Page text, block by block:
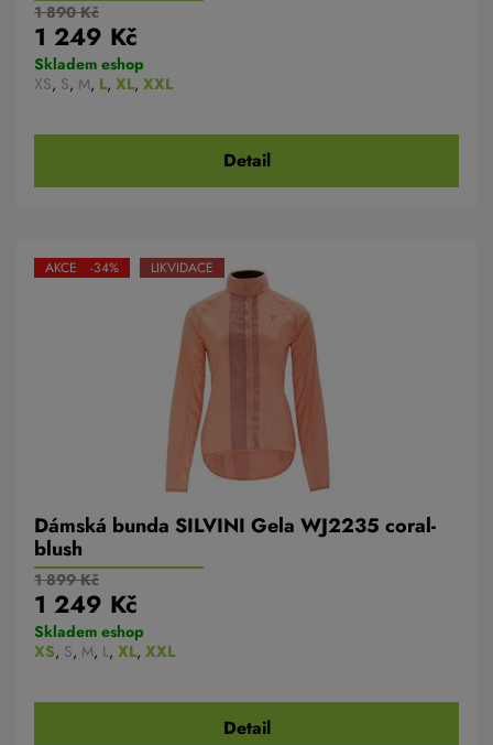
1 890 Kč
1 249 Kč
Skladem eshop
XS, S, M, L, XL, XXL
Detail
Dámská bunda SILVINI Gela WJ2235 coral-
blush
AKCE -34% LIKVIDACE
1 899 Kč
1 249 Kč
Skladem eshop
XS, S, M, L, XL, XXL
Detail